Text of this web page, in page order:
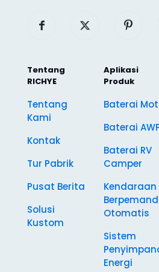
Tentang
RICHYE
Tentang
Kami
Kontak
Tur Pabrik
Pusat Berita
Solusi
Kustom
Aplikasi
Produk
Baterai
Baterai
Baterai RV
Camper
Kendaraan
Otomatis
Sistem
Energi